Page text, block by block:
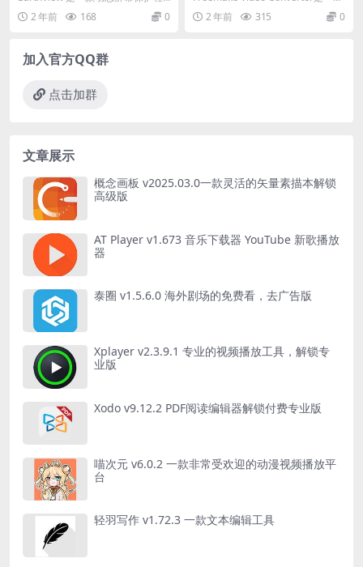
序，您能够查看地球、地球仪或地
图的高清壁...
2 年前 168 0
中文破解便携式版
免费的通用应用程序，为用户...
2 年前 315 0
加入官方QQ群
点击加群
文章展示
概念画板 v2025.03.0一款灵活的矢量素描本解锁
高级版
AT Player v1.673 音乐下载器 YouTube 新歌播放
器
泰圈 v1.5.6.0 海外剧场的免费看，去广告版
Xplayer v2.3.9.1 专业的视频播放工具，解锁专
业版
Xodo v9.12.2 PDF阅读编辑器解锁付费专业版
喵次元 v6.0.2 一款非常受欢迎的动漫视频播放平
台
轻羽写作 v1.72.3 一款文本编辑工具